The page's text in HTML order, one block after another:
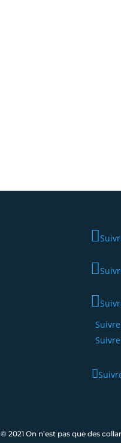
Suivre
Suivre
© 2021 On n’est pas que des